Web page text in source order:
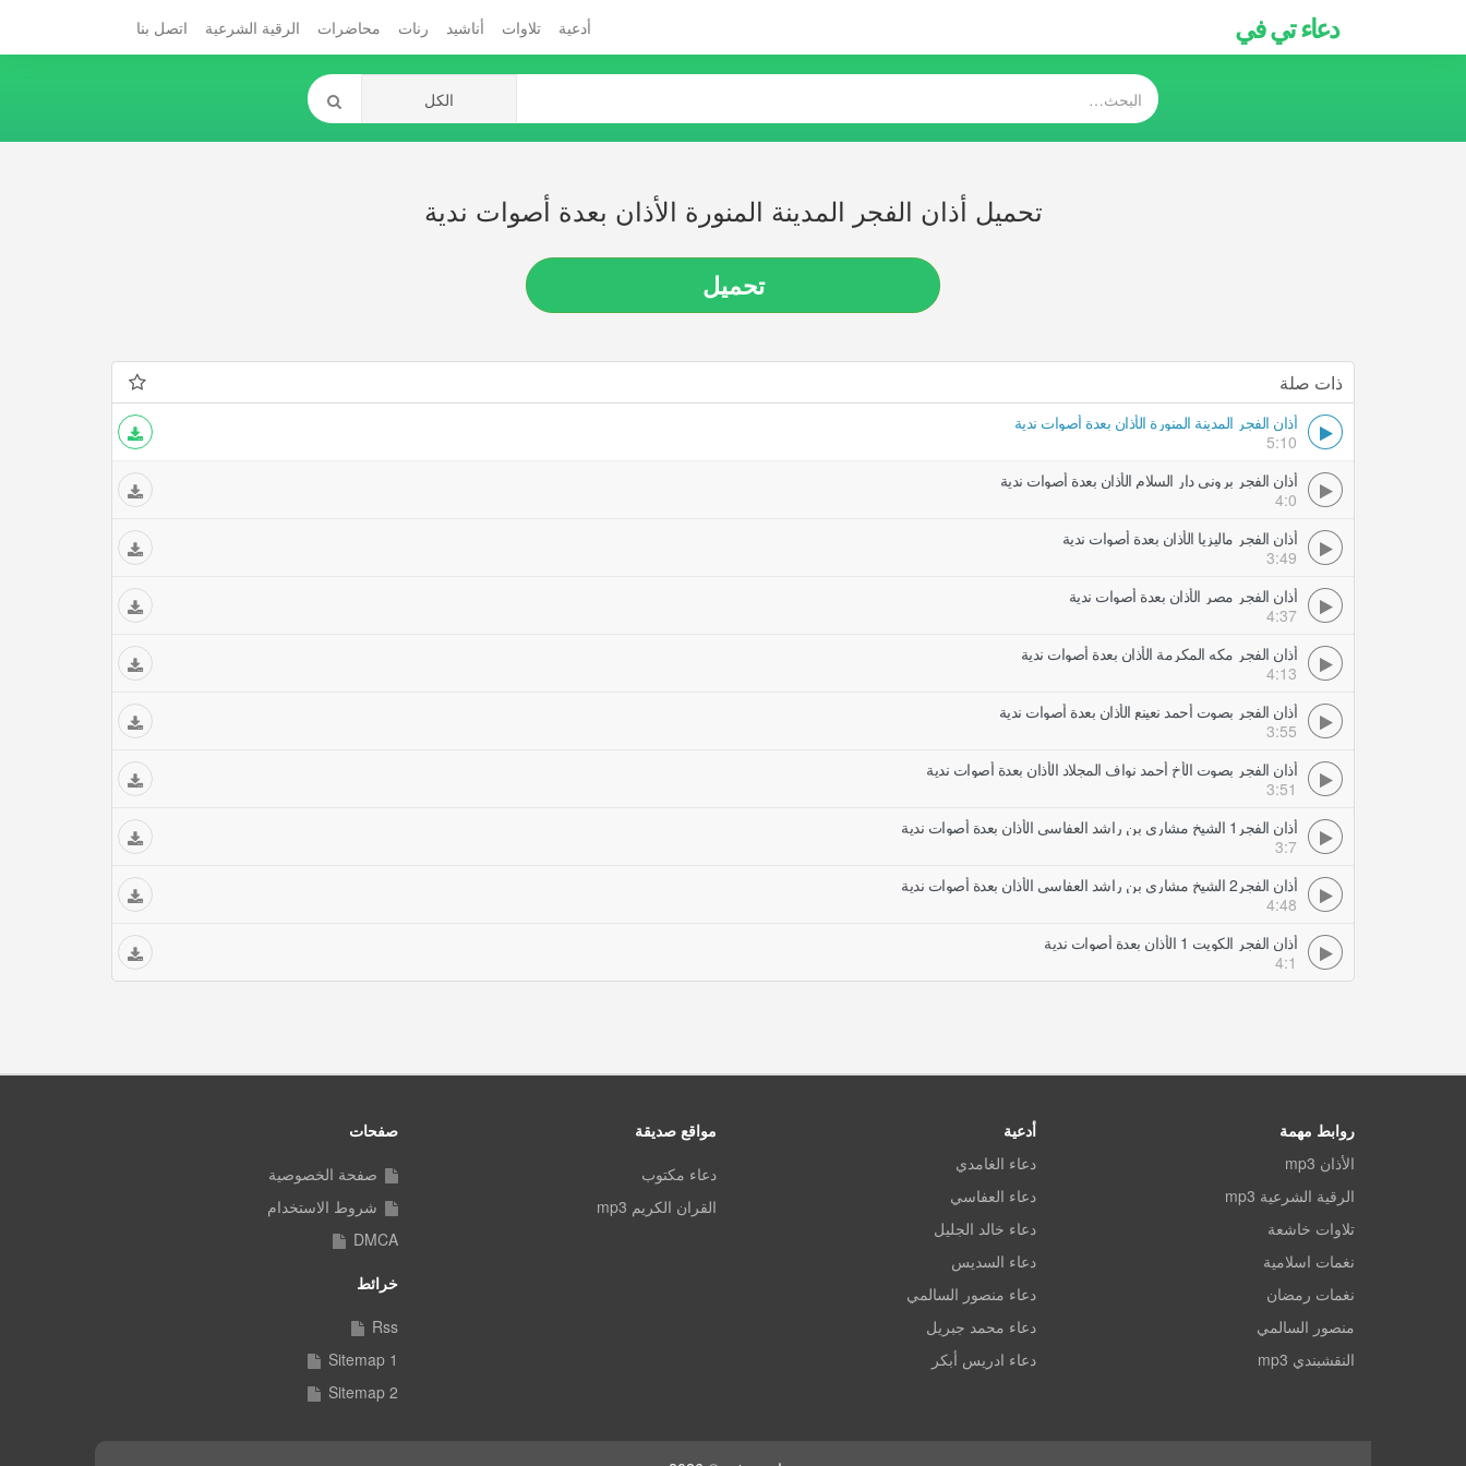
دعاء تي في أدعية تلاوات أناشيد رنات محاضرات الرقية الشرعية اتصل بنا
تحميل أذان الفجر المدينة المنورة الأذان بعدة أصوات ندية
تحميل
ذات صلة
أذان الفجر المدينة المنورة الأذان بعدة أصوات ندية
5:10
أذان الفجر بروني دار السلام الأذان بعدة أصوات ندية
4:0
أذان الفجر ماليزيا الأذان بعدة أصوات ندية
3:49
أذان الفجر مصر الأذان بعدة أصوات ندية
4:37
أذان الفجر مكه المكرمة الأذان بعدة أصوات ندية
4:13
أذان الفجر بصوت أحمد نعينع الأذان بعدة أصوات ندية
3:55
أذان الفجر بصوت الأخ أحمد نواف المجلاد الأذان بعدة أصوات ندية
3:51
أذان الفجر1 الشيخ مشاري بن راشد العفاسي الأذان بعدة أصوات ندية
3:7
أذان الفجر2 الشيخ مشاري بن راشد العفاسي الأذان بعدة أصوات ندية
4:48
أذان الفجر الكويت 1 الأذان بعدة أصوات ندية
4:1
روابط مهمة
الأذان mp3
الرقية الشرعية mp3
تلاوات خاشعة
نغمات اسلامية
نغمات رمضان
منصور السالمي
النقشبندي mp3
أدعية
دعاء الغامدي
دعاء العفاسي
دعاء خالد الجليل
دعاء السديس
دعاء منصور السالمي
دعاء محمد جبريل
دعاء ادريس أبكر
مواقع صديقة
دعاء مكتوب
القران الكريم mp3
صفحات
صفحة الخصوصية
شروط الاستخدام
DMCA
خرائط
Rss
Sitemap 1
Sitemap 2